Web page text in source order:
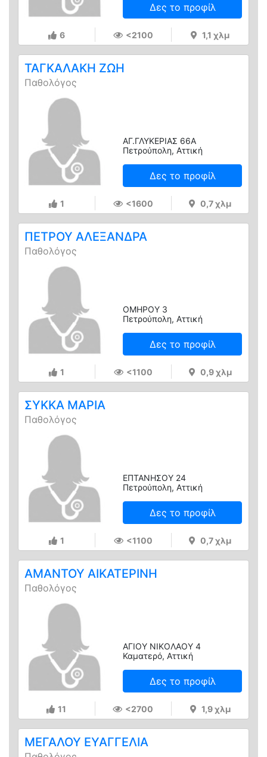
Δες το προφίλ
6 <2100 1,1 χλμ
ΤΑΓΚΑΛΑΚΗ ΖΩΗ
Παθολόγος
ΑΓ.ΓΛΥΚΕΡΙΑΣ 66Α
Πετρούπολη, Αττική
Δες το προφίλ
1 <1600 0,7 χλμ
ΠΕΤΡΟΥ ΑΛΕΞΑΝΔΡΑ
Παθολόγος
ΟΜΗΡΟΥ 3
Πετρούπολη, Αττική
Δες το προφίλ
1 <1100 0,9 χλμ
ΣΥΚΚΑ ΜΑΡΙΑ
Παθολόγος
ΕΠΤΑΝΗΣΟΥ 24
Πετρούπολη, Αττική
Δες το προφίλ
1 <1100 0,7 χλμ
ΑΜΑΝΤΟΥ ΑΙΚΑΤΕΡΙΝΗ
Παθολόγος
ΑΓΙΟΥ ΝΙΚΟΛΑΟΥ 4
Καματερό, Αττική
Δες το προφίλ
11 <2700 1,9 χλμ
ΜΕΓΑΛΟΥ ΕΥΑΓΓΕΛΙΑ